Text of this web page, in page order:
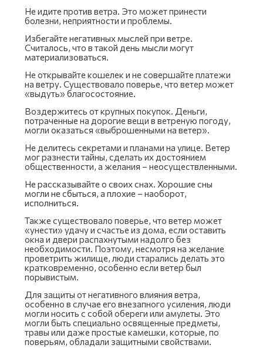
Не идите против ветра. Это может принести
болезни, неприятности и проблемы.
Избегайте негативных мыслей при ветре.
Считалось, что в такой день мысли могут
материализоваться.
Не открывайте кошелек и не совершайте платежи
на ветру. Существовало поверье, что ветер может
«выдуть» благосостояние.
Воздержитесь от крупных покупок. Деньги,
потраченные на дорогие вещи в ветреную погоду,
могли оказаться «выброшенными на ветер».
Не делитесь секретами и планами на улице. Ветер
мог разнести тайны, сделать их достоянием
общественности, а желания – неосуществленными.
Не рассказывайте о своих снах. Хорошие сны
могли не сбыться, а плохие – наоборот,
исполниться.
Также существовало поверье, что ветер может
«унести» удачу и счастье из дома, если оставить
окна и двери распахнутыми надолго без
необходимости. Поэтому, несмотря на желание
проветрить жилище, люди старались делать это
кратковременно, особенно если ветер был
порывистым.
Для защиты от негативного влияния ветра,
особенно в случае его внезапного усиления, люди
могли носить с собой обереги или амулеты. Это
могли быть специально освященные предметы,
травы или даже простые камешки, которые, по
поверьям, обладали защитными свойствами.